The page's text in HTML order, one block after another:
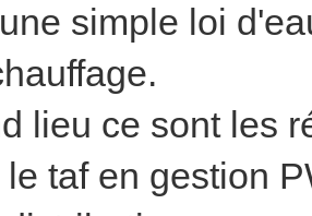
simple loi
lieu ce sont les
taf en gestion